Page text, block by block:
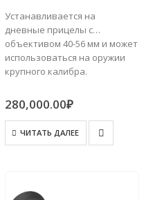
Устанавливается на
дневные прицелы с
объективом 40-56 мм и может
использоваться на оружии
крупного калибра.
280,000.00₽
ЧИТАТЬ ДАЛЕЕ